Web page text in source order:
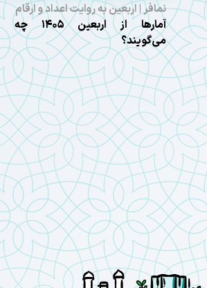
نمافر | اربعین به روایت اعداد و ارقام
آمارها از اربعین ۱۴۰۵ چه
می‌گویند؟